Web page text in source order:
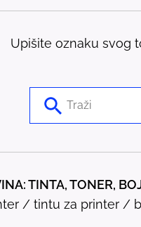
Upišite oznaku svog
TINTA, TONER,
/ tintu za printer /